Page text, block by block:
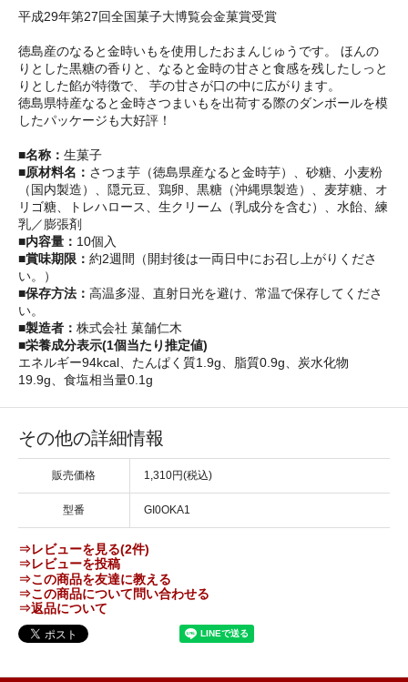
平成29年第27回全国菓子大博覧会金菓賞受賞
徳島産のなると金時いもを使用したおまんじゅうです。 ほんの
りとした黒糖の香りと、なると金時の甘さと食感を残したしっと
りとした餡が特徴で、 芋の甘さが口の中に広がります。
徳島県特産なると金時さつまいもを出荷する際のダンボールを模
したパッケージも大好評！
■名称： 生菓子
■原材料名： さつま芋（徳島県産なると金時芋）、砂糖、小麦粉
（国内製造）、隠元豆、鶏卵、黒糖（沖縄県製造）、麦芽糖、オ
リゴ糖、トレハロース、生クリーム（乳成分を含む）、水飴、練
乳／膨張剤
■内容量： 10個入
■賞味期限： 約2週間（開封後は一両日中にお召し上がりくださ
い。）
■保存方法： 高温多湿、直射日光を避け、常温で保存してくださ
い。
■製造者： 株式会社 菓舗仁木
■栄養成分表示(1個当たり推定値)
エネルギー94kcal、たんぱく質1.9g、脂質0.9g、炭水化物
19.9g、食塩相当量0.1g
その他の詳細情報
販売価格 1,310円(税込)
型番 GI0OKA1
⇒レビューを見る(2件)
⇒レビューを投稿
⇒この商品を友達に教える
⇒この商品について問い合わせる
⇒返品について